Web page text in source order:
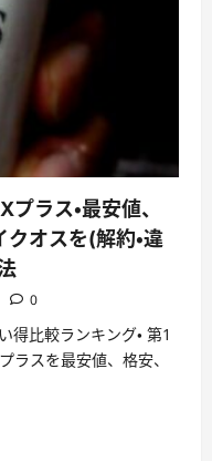
ラス・最安値、
オスを(解約・違
0
比較ランキング・ 第1
ラスを最安値、格安、